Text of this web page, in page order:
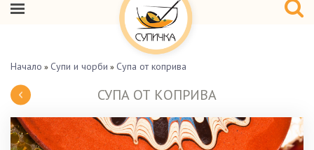
Начало » Супи и чорби » Супа от коприва
СУПА ОТ КОПРИВА